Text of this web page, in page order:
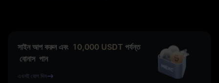
সাইন আপ করুন এবং 10,000 USDT পর্যন্ত
বোনাস পান
এখনই যোগ দিন